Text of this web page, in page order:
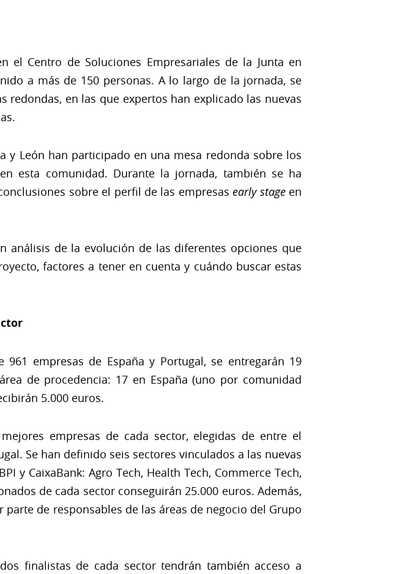
el Centro de Soluciones Empresariales de la Junta en
a más de 150 personas. A lo largo de la jornada, se
redondas, en las que expertos han explicado las nuevas
y León han participado en una mesa redonda sobre los
esta comunidad. Durante la jornada, también se ha
sobre el perfil de las empresasearly stageen
análisis de la evolución de las diferentes opciones que
factores a tener en cuenta y cuándo buscar estas
empresas de España y Portugal, se entregarán 19
de procedencia: 17 en España (uno por comunidad
5.000 euros.
empresas de cada sector, elegidas de entre el
Se han definido seis sectores vinculados a las nuevas
y CaixaBank: Agro Tech, Health Tech, Commerce Tech,
de cada sector conseguirán 25.000 euros. Además,
de responsables de las áreas de negocio del Grupo
finalistas de cada sector tendrán también acceso a